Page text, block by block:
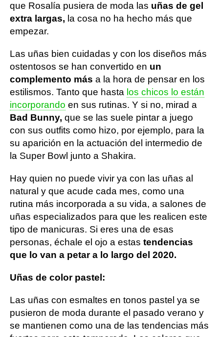
que Rosalía pusiera de moda las uñas de gel
extra largas, la cosa no ha hecho más que
empezar.
Las uñas bien cuidadas y con los diseños más
ostentosos se han convertido en un
complemento más a la hora de pensar en los
estilismos. Tanto que hasta los chicos lo están
incorporando en sus rutinas. Y si no, mirad a
Bad Bunny, que se las suele pintar a juego
con sus outfits como hizo, por ejemplo, para la
su aparición en la actuación del intermedio de
la Super Bowl junto a Shakira.
Hay quien no puede vivir ya con las uñas al
natural y que acude cada mes, como una
rutina más incorporada a su vida, a salones de
uñas especializados para que les realicen este
tipo de manicuras. Si eres una de esas
personas, échale el ojo a estas tendencias
que lo van a petar a lo largo del 2020.
Uñas de color pastel:
Las uñas con esmaltes en tonos pastel ya se
pusieron de moda durante el pasado verano y
se mantienen como una de las tendencias más